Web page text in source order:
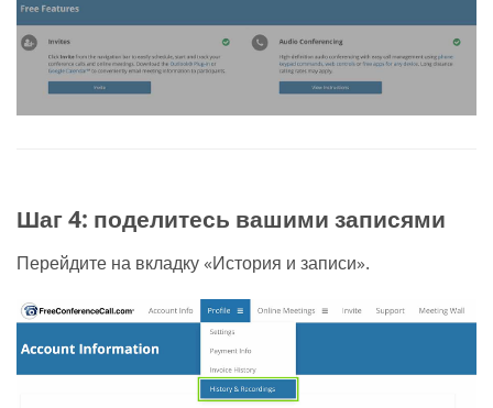
Шаг 4: поделитесь вашими записями
Перейдите на вкладку «История и записи».